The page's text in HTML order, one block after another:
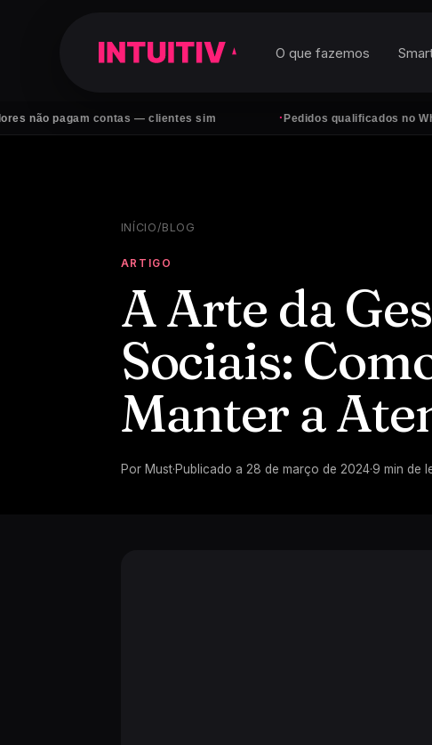
pagam contas — clientes sim Pedidos qualificados no
O que fazemos
INÍCIO/BLOG
ARTIGO
A Arte da
Sociais:
Manter a
Por Must·Publicado a 28 de março de 2024·9 min de